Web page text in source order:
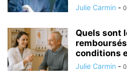
Julie Carmin -
Quels sont
conditions
Julie Carmin -